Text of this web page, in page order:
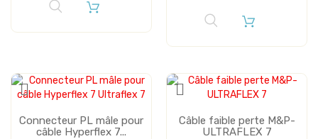
Connecteur PL mâle pour
câble Hyperflex 7...
Câble faible perte M&P-
ULTRAFLEX 7